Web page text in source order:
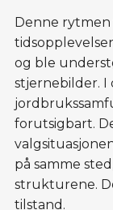
Denne rytmen
og ble
stjernebilder. I
forutsigbart.
på samme
strukturene.
tilstand.